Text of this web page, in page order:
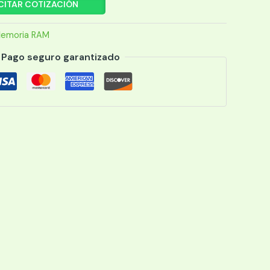
COTIZACIÓN
RAM
Pago seguro garantizado